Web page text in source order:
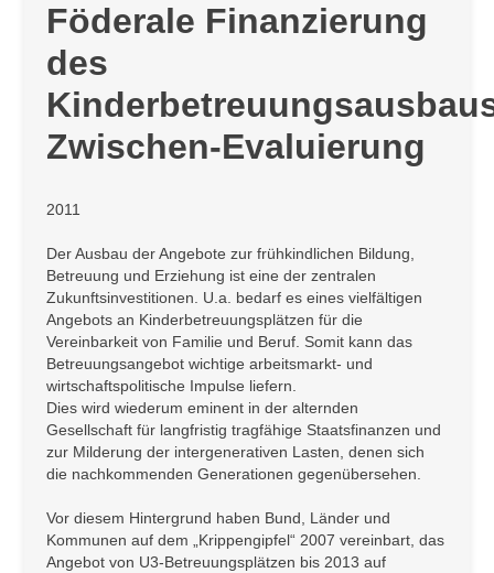
Föderale Finanzierung
des
Zwischen-Evaluierung
2011
Der Ausbau der Angebote zur frühkindlichen Bildung,
Betreuung und Erziehung ist eine der zentralen
Zukunftsinvestitionen. U.a. bedarf es eines vielfältigen
Angebots an Kinderbetreuungsplätzen für die
Vereinbarkeit von Familie und Beruf. Somit kann das
Betreuungsangebot wichtige arbeitsmarkt- und
wirtschaftspolitische Impulse liefern.
Dies wird wiederum eminent in der alternden
Gesellschaft für langfristig tragfähige Staatsfinanzen und
zur Milderung der intergenerativen Lasten, denen sich
die nachkommenden Generationen gegenübersehen.
Vor diesem Hintergrund haben Bund, Länder und
Kommunen auf dem „Krippengipfel“ 2007 vereinbart, das
Angebot von U3-Betreuungsplätzen bis 2013 auf